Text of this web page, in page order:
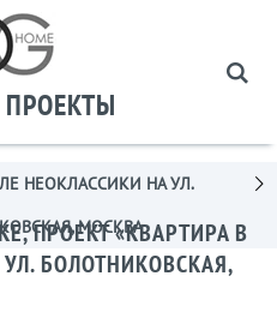
ПРОЕКТЫ
МОСКВА
ПРОЕКТ «КВАРТИРА В
БОЛОТНИКОВСКАЯ,